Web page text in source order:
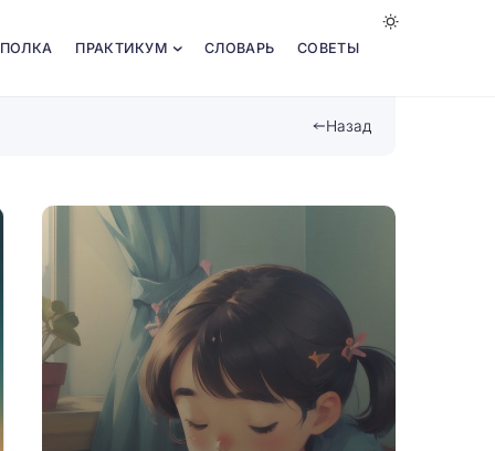
ПРАКТИКУМ СЛОВАРЬ СОВЕТЫ
Назад